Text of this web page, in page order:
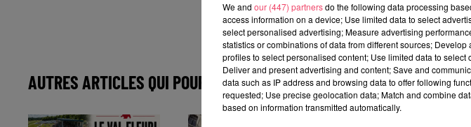
AUTRES ARTICLES QUI POURRAIENT VOUS INTÉRESSER
We and our (447) partnersdo the following data processing
access information on a device; Use limited data to select
select personalised advertising; Measure advertising
statistics or combinations of data from different sources;
profiles to select personalised content; Use limited data to
Deliver and present advertising and content; Save and
data such as IP address and browsing data to offer following
requested; Use precise geolocation data; Match and combine
based on information transmitted automatically.